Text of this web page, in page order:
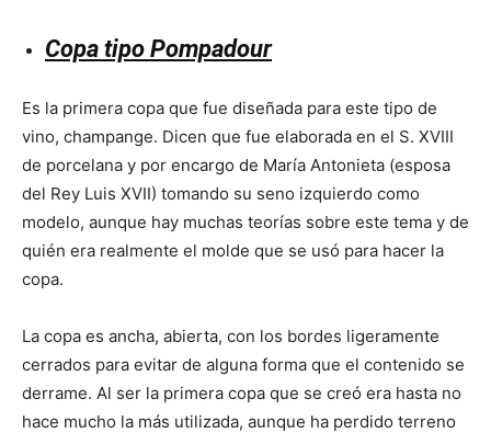
Copa tipo Pompadour
Es la primera copa que fue diseñada para este tipo de
vino, champange. Dicen que fue elaborada en el S. XVIII
de porcelana y por encargo de María Antonieta (esposa
del Rey Luis XVII) tomando su seno izquierdo como
modelo, aunque hay muchas teorías sobre este tema y de
quién era realmente el molde que se usó para hacer la
copa.
La copa es ancha, abierta, con los bordes ligeramente
cerrados para evitar de alguna forma que el contenido se
derrame. Al ser la primera copa que se creó era hasta no
hace mucho la más utilizada, aunque ha perdido terreno